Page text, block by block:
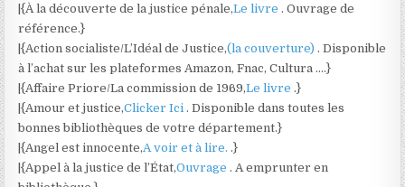
|{À la découverte de la justice pénale,Le livre . Ouvrage de
référence.}
|{Action socialiste/L’Idéal de Justice,(la couverture) . Disponible
à l’achat sur les plateformes Amazon, Fnac, Cultura ….}
|{Affaire Priore/La commission de 1969,Le livre .}
|{Amour et justice,Clicker Ici . Disponible dans toutes les
bonnes bibliothèques de votre département.}
|{Angel est innocente,A voir et à lire. .}
|{Appel à la justice de l’État,Ouvrage . A emprunter en